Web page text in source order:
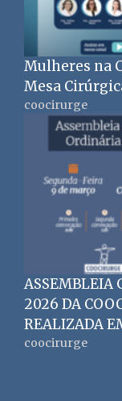
Mulheres na
Mesa
coocirurge
ASSEMBLEIA
2026 DA
REALIZADA
coocirurge